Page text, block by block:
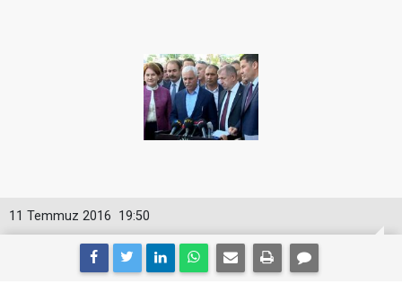
19:50
11 Temmuz 2016